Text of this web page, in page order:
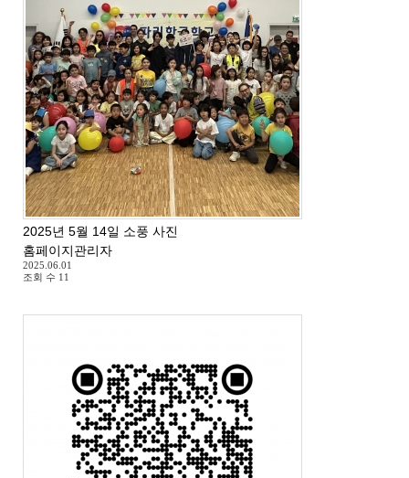
2025년 5월 14일 소풍 사진
홈페이지관리자
2025.06.01
조회 수 11